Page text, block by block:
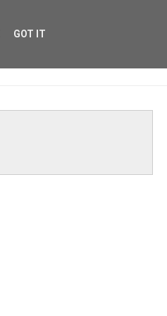
GOT IT